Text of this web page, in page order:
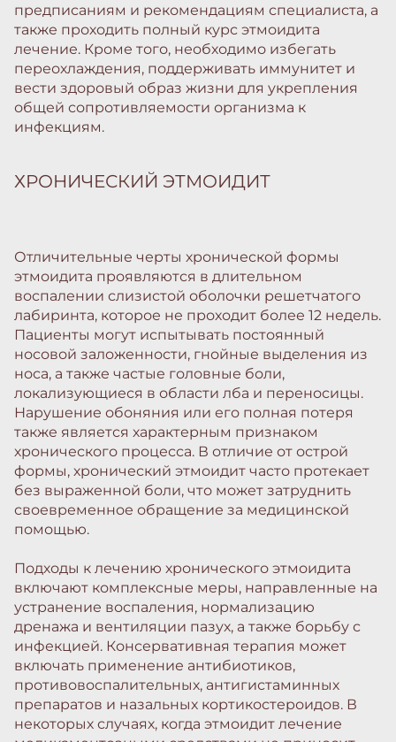
предписаниям и рекомендациям специалиста, а
также проходить полный курс этмоидита
лечение. Кроме того, необходимо избегать
переохлаждения, поддерживать иммунитет и
вести здоровый образ жизни для укрепления
общей сопротивляемости организма к
инфекциям.
ХРОНИЧЕСКИЙ ЭТМОИДИТ
Отличительные черты хронической формы
этмоидита проявляются в длительном
воспалении слизистой оболочки решетчатого
лабиринта, которое не проходит более 12 недель.
Пациенты могут испытывать постоянный
носовой заложенности, гнойные выделения из
носа, а также частые головные боли,
локализующиеся в области лба и переносицы.
Нарушение обоняния или его полная потеря
также является характерным признаком
хронического процесса. В отличие от острой
формы, хронический этмоидит часто протекает
без выраженной боли, что может затруднить
своевременное обращение за медицинской
помощью.
Подходы к лечению хронического этмоидита
включают комплексные меры, направленные на
устранение воспаления, нормализацию
дренажа и вентиляции пазух, а также борьбу с
инфекцией. Консервативная терапия может
включать применение антибиотиков,
противовоспалительных, антигистаминных
препаратов и назальных кортикостероидов. В
некоторых случаях, когда этмоидит лечение